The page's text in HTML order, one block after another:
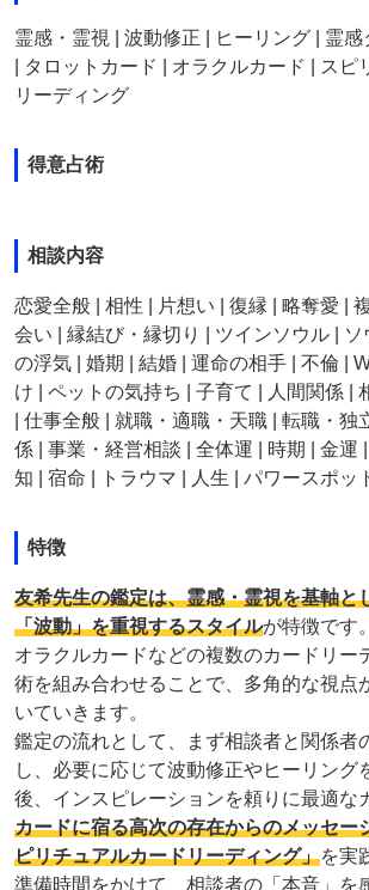
霊感・霊視 | 波動修正 | ヒーリング | 霊
| タロットカード | オラクルカード | スピ
リーディング
得意占術
相談内容
恋愛全般 | 相性 | 片想い | 復縁 | 略奪愛 |
会い | 縁結び・縁切り | ツインソウル |
の浮気 | 婚期 | 結婚 | 運命の相手 | 不倫 |
け | ペットの気持ち | 子育て | 人間関係 |
| 仕事全般 | 就職・適職・天職 | 転職・独
係 | 事業・経営相談 | 全体運 | 時期 | 金運
知 | 宿命 | トラウマ | 人生 | パワースポッ
特徴
友希先生の鑑定は、霊感・霊視を基軸と
「波動」を重視するスタイルが特徴です
オラクルカードなどの複数のカードリー
術を組み合わせることで、多角的な視点
いていきます。
鑑定の流れとして、まず相談者と関係者
し、必要に応じて波動修正やヒーリング
後、インスピレーションを頼りに最適な
カードに宿る高次の存在からのメッセー
ピリチュアルカードリーディング」を実
準備時間をかけて、相談者の「本音」を